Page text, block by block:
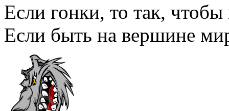
Если гонки, то так,
Если быть на вершине